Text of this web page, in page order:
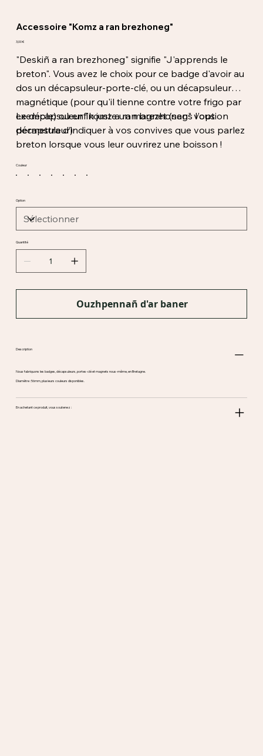
Accessoire "Komz a ran brezhoneg"
Prix
3,00 €
"Deskiñ a ran brezhoneg" signifie "J'apprends le
breton". Vous avez le choix pour ce badge d'avoir au
dos un décapsuleur-porte-clé, ou un décapsuleur
magnétique (pour qu'il tienne contre votre frigo par
exemple) ou enfin juste un magnet (sans l'option
décapsuleur).
Le décapsuleur "komz a ran brezhoneg" vous
permettra d’indiquer à vos convives que vous parlez
breton lorsque vous leur ouvrirez une boisson !
Couleur
Option
Quantité
Ouzhpennañ d'ar baner
Description
Nous fabriquons les badges, décapsuleurs, portes-clé et magnets nous-même, en Bretagne.
Diamètre : 56mm, plusieurs couleurs disponibles.
En achetant ce produit, vous soutenez :